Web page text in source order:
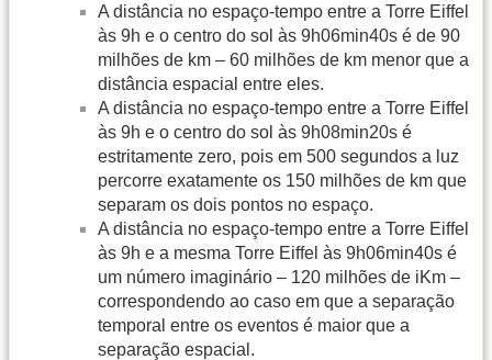
A distância no espaço-tempo entre a Torre Eiffel
às 9h e o centro do sol às 9h06min40s é de 90
milhões de km – 60 milhões de km menor que a
distância espacial entre eles.
A distância no espaço-tempo entre a Torre Eiffel
às 9h e o centro do sol às 9h08min20s é
estritamente zero, pois em 500 segundos a luz
percorre exatamente os 150 milhões de km que
separam os dois pontos no espaço.
A distância no espaço-tempo entre a Torre Eiffel
às 9h e a mesma Torre Eiffel às 9h06min40s é
um número imaginário – 120 milhões de iKm –
correspondendo ao caso em que a separação
temporal entre os eventos é maior que a
separação espacial.